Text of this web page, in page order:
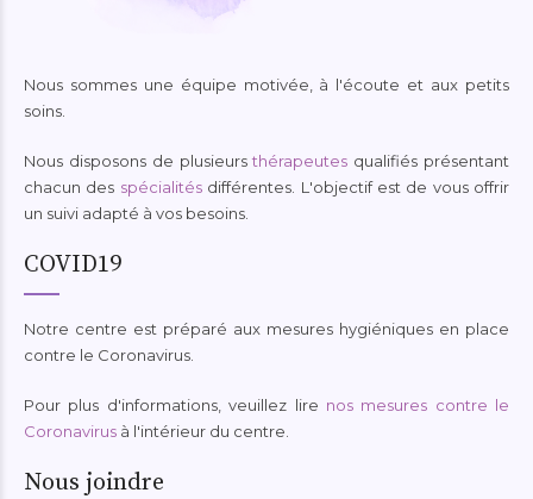
Nous sommes une équipe motivée, à l'écoute et aux petits
soins.
Nous disposons de plusieursthérapeutes qualifiés présentant
chacun des spécialitésdifférentes. L'objectif est de vous offrir
un suivi adapté à vos besoins.
COVID19
Notre centre est préparé aux mesures hygiéniques en place
contre le Coronavirus.
Pour plus d'informations, veuillez lire nos mesures contre le
Coronavirus à l'intérieur du centre.
Nous joindre